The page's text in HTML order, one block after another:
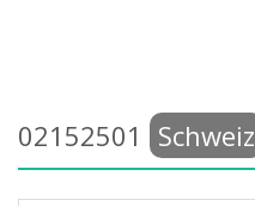
02152501 Schweiz